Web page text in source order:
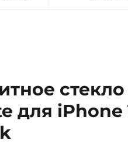
для iPhone